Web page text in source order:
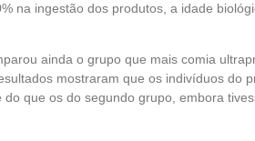
na ingestão dos produtos, a idade
ainda o grupo que mais comia
mostraram que os indivíduos do
do que os do segundo grupo, embora